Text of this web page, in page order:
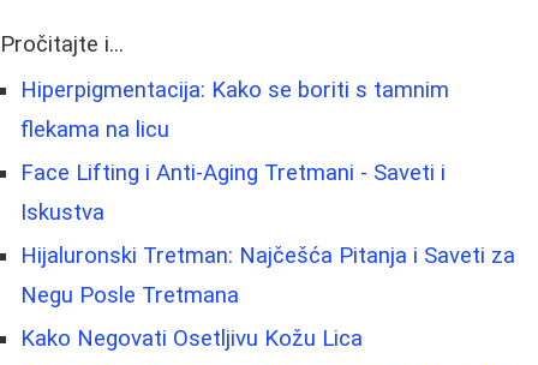
Pročitajte i...
Hiperpigmentacija: Kako se boriti s tamnim
flekama na licu
Face Lifting i Anti-Aging Tretmani - Saveti i
Iskustva
Hijaluronski Tretman: Najčešća Pitanja i Saveti za
Negu Posle Tretmana
Kako Negovati Osetljivu Kožu Lica